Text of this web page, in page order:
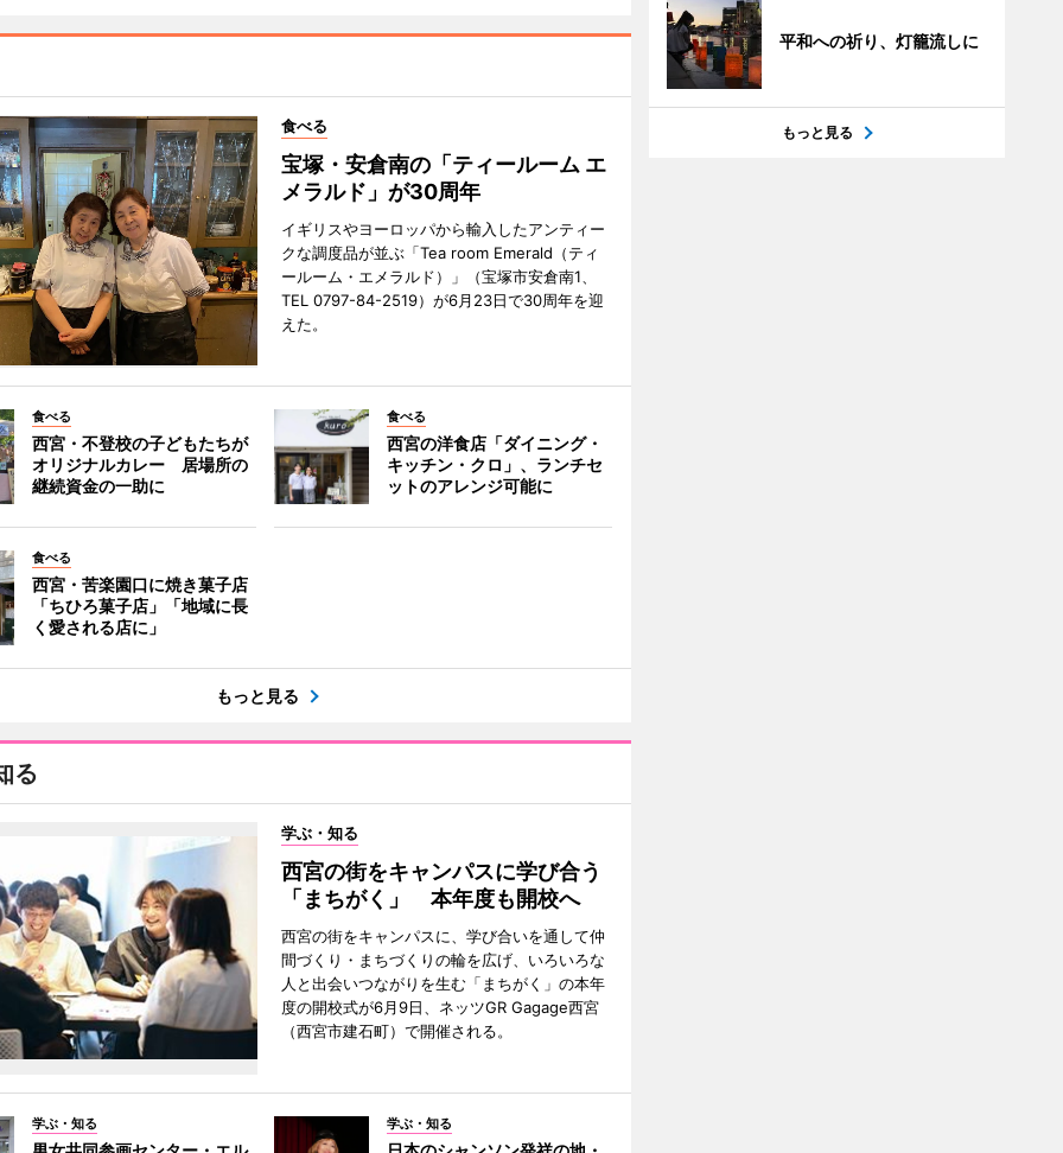
食べる
宝塚・安倉南の「ティールーム エ
メラルド」が30周年
イギリスやヨーロッパから輸入したアンティー
クな調度品が並ぶ「Tea room Emerald（ティ
ールーム・エメラルド）」（宝塚市安倉南1、
TEL 0797-84-2519）が6月23日で30周年を迎
えた。
食べる
西宮・不登校の子どもたちが
オリジナルカレー 居場所の
継続資金の一助に
食べる
西宮の洋食店「ダイニング・
キッチン・クロ」、ランチセ
ットのアレンジ可能に
食べる
西宮・苦楽園口に焼き菓子店
「ちひろ菓子店」「地域に長
く愛される店に」
もっと見る
る
学ぶ・知る
西宮の街をキャンパスに学び合う
「まちがく」 本年度も開校へ
西宮の街をキャンパスに、学び合いを通して仲
間づくり・まちづくりの輪を広げ、いろいろな
人と出会いつながりを生む「まちがく」の本年
度の開校式が6月9日、ネッツGR Gagage西宮
（西宮市建石町）で開催される。
学ぶ・知る 学ぶ・知る
平和への祈り、灯籠流しに
もっと見る